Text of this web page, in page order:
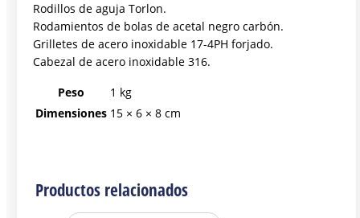
Rodillos de aguja Torlon.
Rodamientos de bolas de acetal negro carbón.
Grilletes de acero inoxidable 17-4PH forjado.
Cabezal de acero inoxidable 316.
Peso
1 kg
Dimensiones 15 × 6 × 8 cm
Productos relacionados